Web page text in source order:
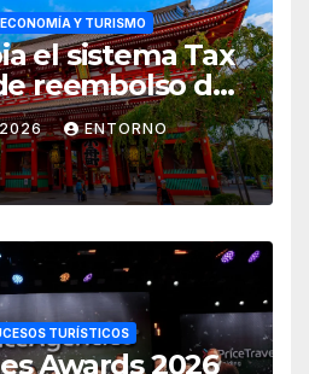
ECONOMÍA Y TURISMO
el sistema Tax
reembolso de
noviembre
2026 ENTORNO
TURÍSTICOS
Awards 2026